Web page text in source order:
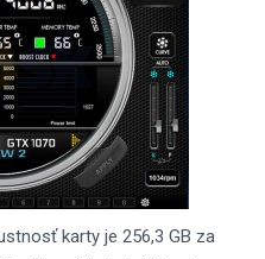
karty je 256,3 GB za